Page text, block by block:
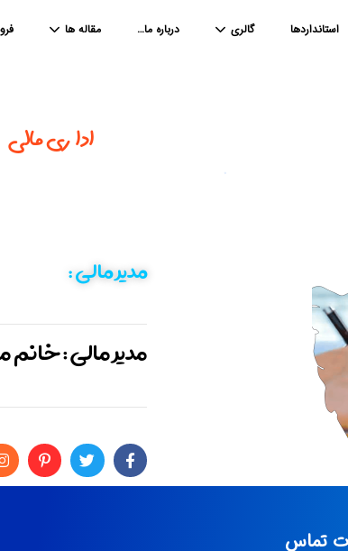
استانداردها گالری درباره ما… مقاله ها
اداری مالی​
مدیر مالی :
مدیر مالی :
تماس